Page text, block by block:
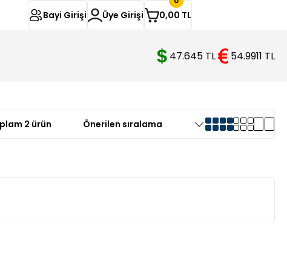
Bayi Girişi Üye Girişi 0,00 TL
47.645 TL 54.9911 TL
2 ürün